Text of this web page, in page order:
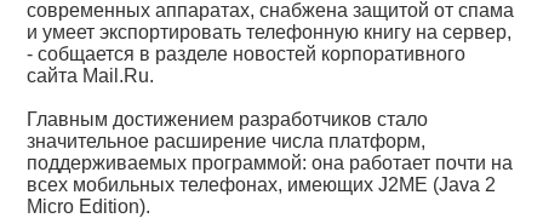
современных аппаратах, снабжена защитой от спама
и умеет экспортировать телефонную книгу на сервер,
- собщается в разделе новостей корпоративного
сайта Mail.Ru.
Главным достижением разработчиков стало
значительное расширение числа платформ,
поддерживаемых программой: она работает почти на
всех мобильных телефонах, имеющих J2ME (Java 2
Micro Edition).